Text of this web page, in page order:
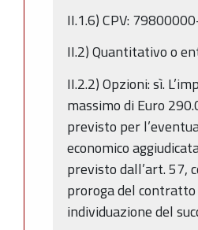
II.1.6) CPV:
II.2) Quantitativo o
II.2.2) Opzioni: sì.
massimo di Euro
previsto per
economico
previsto dall’art. 57,
proroga del
individuazione del